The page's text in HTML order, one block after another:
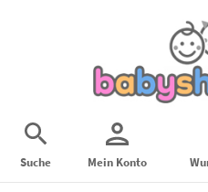
Suche Mein Konto